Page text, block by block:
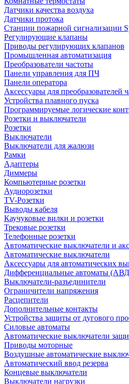
Датчики качества воздуха
Датчики протока
Станции пожарной сигнализации
Регулирующие клапаны
Приводы регулирующих клапанов
Промышленная автоматизация
Преобразователи частоты
Панели управления для ПЧ
Панели оператора
Аксессуары для преобразователей
Устройства плавного пуска
Программируемые логические
Розетки и выключатели
Розетки
Выключатели
Выключатели для жалюзи
Рамки
Адаптеры
Диммеры
Компьютерные розетки
Аудиорозетки
TV-Розетки
Выводы кабеля
Каучуковые вилки и розетки
Трековые розетки
Телефонные розетки
Автоматические выключатели и
Автоматические выключатели
Аксессуары для автоматических
Дифференциальные автоматы
Выключатели-разъединители
Ограничители напряжения
Расцепители
Дополнительные контакты
Устройства защиты от дугового
Силовые автоматы
Автоматические выключатели
Приводы моторные
Воздушные автоматические
Автоматический ввод резерва
Концевые выключатели
Выключатели нагрузки